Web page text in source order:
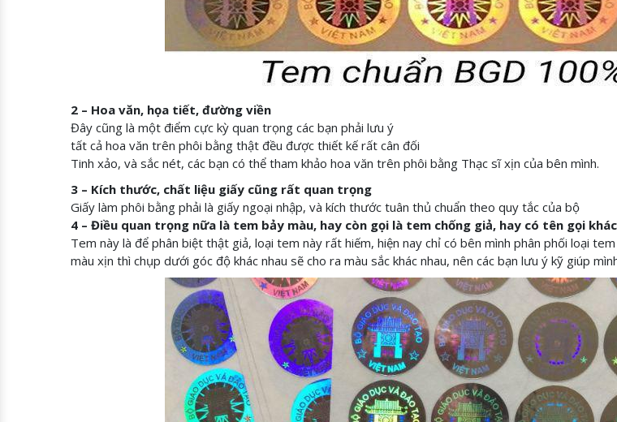
2 – Hoa văn, họa tiết, đường viền
Đây cũng là một điểm cực kỳ quan trọng các bạn phải lưu ý
tất cả hoa văn trên phôi bằng thật đều được thiết kế rất cân đối
Tinh xảo, và sắc nét, các bạn có thể tham khảo hoa văn trên phôi bằng Thạc sĩ xịn của bên mình.
3 – Kích thước, chất liệu giấy cũng rất quan trọng
Giấy làm phôi bằng phải là giấy ngoại nhập, và kích thước tuân thủ chuẩn theo quy tắc của bộ
4 – Điều quan trọng nữa là tem bảy màu, hay còn gọi là tem chống giả, hay có tên gọi
Tem này là để phân biệt thật giả, loại tem này rất hiếm, hiện nay chỉ có bên mình phân phối loại
màu xịn thì chụp dưới góc độ khác nhau sẽ cho ra màu sắc khác nhau, nên các bạn lưu ý kỹ giúp